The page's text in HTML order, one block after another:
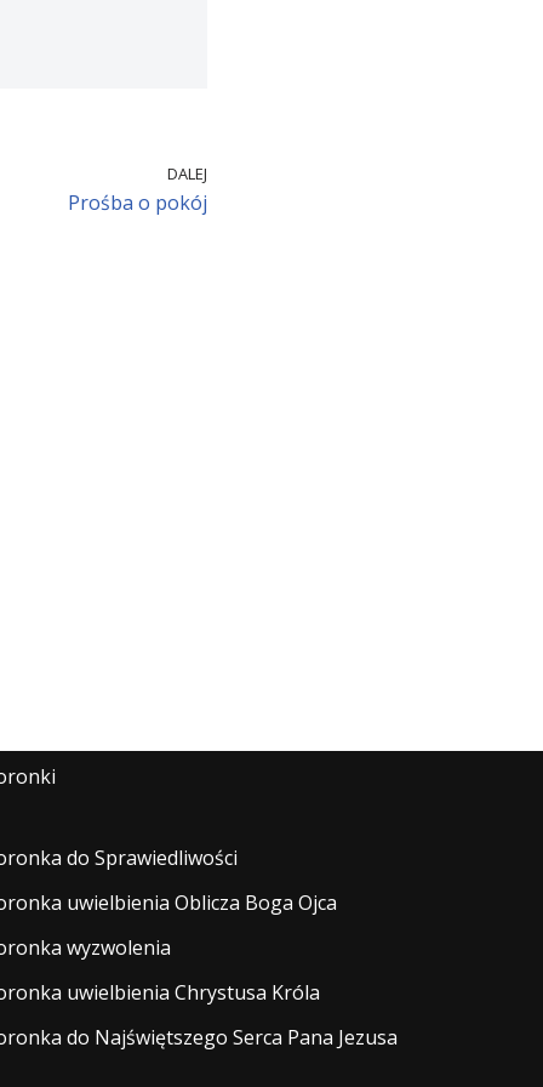
DALEJ
Prośba o pokój
do Sprawiedliwości
uwielbienia Oblicza Boga Ojca
wyzwolenia
uwielbienia Chrystusa Króla
do Najświętszego Serca Pana Jezusa